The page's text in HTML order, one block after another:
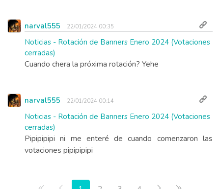
narval555 22/01/2024 00:35
Noticias - Rotación de Banners Enero 2024 (Votaciones
cerradas)
Cuando chera la próxima rotación? Yehe
narval555 22/01/2024 00:14
Noticias - Rotación de Banners Enero 2024 (Votaciones
cerradas)
Pipipipipi ni me enteré de cuando comenzaron las
votaciones pipipipipi